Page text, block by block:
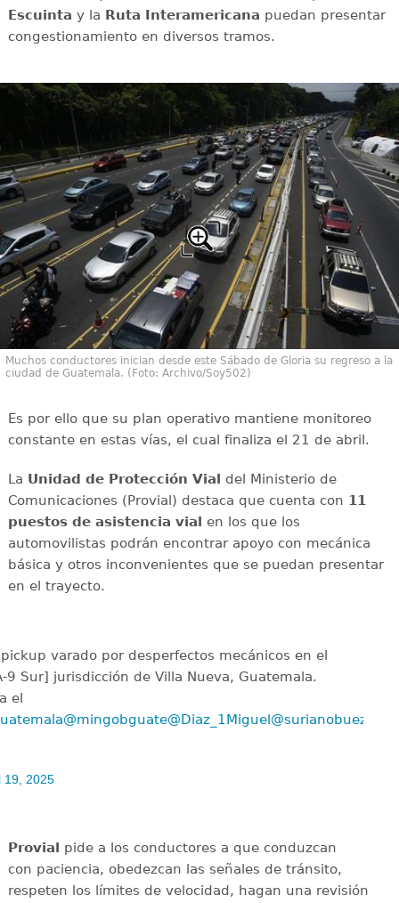
Escuinta y la Ruta Interamericana puedan presentar
congestionamiento en diversos tramos.
Muchos conductores inician desde este Sábado de Gloria su regreso a la
ciudad de Guatemala. (Foto: Archivo/Soy502)
Es por ello que su plan operativo mantiene monitoreo
constante en estas vías, el cual finaliza el 21 de abril.
La Unidad de Protección Vial del Ministerio de
Comunicaciones (Provial) destaca que cuenta con 11
puestos de asistencia vial en los que los
automovilistas podrán encontrar apoyo con mecánica
básica y otros inconvenientes que se puedan presentar
en el trayecto.
varado por desperfectos mecánicos en el
9 Sur] jurisdicción de Villa Nueva, Guatemala.
el
@mingobguate@Diaz_1Miguel@surianobuezo
19, 2025
Provial
pide a los conductores a que conduzcan
con paciencia, obedezcan las señales de tránsito,
respeten los límites de velocidad, hagan una revisión